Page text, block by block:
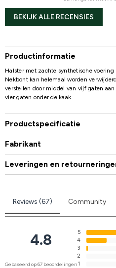
BEKIJK ALLE RECENSIES
Productinformatie
Halster met zachte synthetische
Nekbont kan helemaal worden
verstellen door middel van vijf gaten
vier gaten onder de kaak.
Productspecificatie
Fabrikant
Leveringen en
Reviews (67) Community
4.8
Gebaseerd op 67 beoordelingen
5
4
3
2
1